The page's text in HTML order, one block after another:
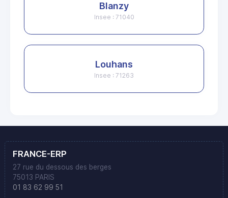
Blanzy
Insee : 71040
Louhans
Insee : 71263
FRANCE-ERP
27 rue du dessous des berges
75013 PARIS
01 83 62 99 51